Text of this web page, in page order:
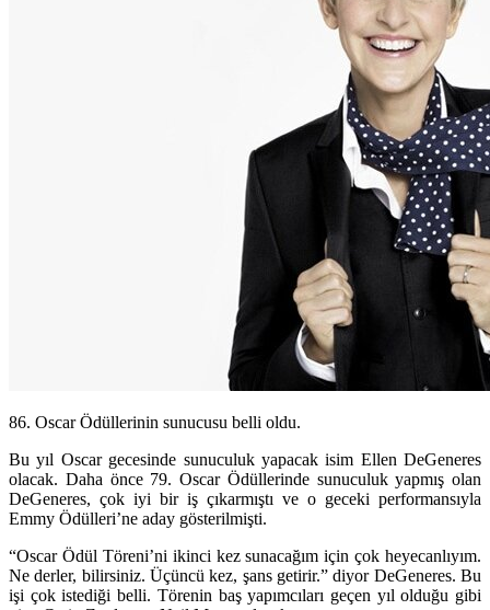
86. Oscar Ödüllerinin sunucusu belli oldu.
Bu yıl Oscar gecesinde sunuculuk yapacak isim Ellen DeGeneres
olacak. Daha önce 79. Oscar Ödüllerinde sunuculuk yapmış olan
DeGeneres, çok iyi bir iş çıkarmıştı ve o geceki performansıyla
Emmy Ödülleri’ne aday gösterilmişti.
“Oscar Ödül Töreni’ni ikinci kez sunacağım için çok heyecanlıyım.
Ne derler, bilirsiniz. Üçüncü kez, şans getirir.” diyor DeGeneres. Bu
işi çok istediği belli. Törenin baş yapımcıları geçen yıl olduğu gibi